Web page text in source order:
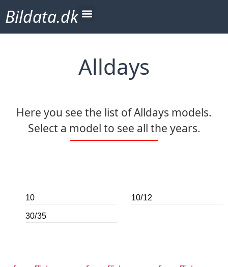
Bildata.dk
Alldays
Here you see the list of Alldays models.
Select a model to see all the years.
10 10/12
30/35